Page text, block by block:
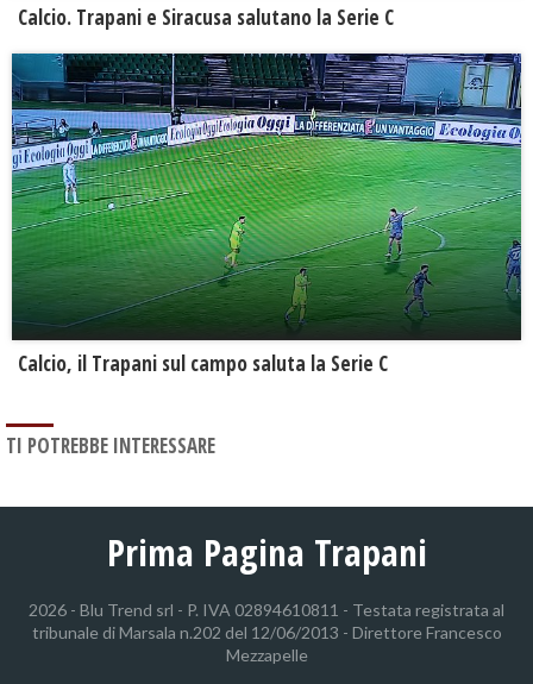
Calcio. Trapani e Siracusa salutano la Serie C
Calcio, il Trapani sul campo saluta la Serie C
TI POTREBBE INTERESSARE
Prima Pagina Trapani
2026 - Blu Trend srl - P. IVA 02894610811 - Testata registrata al
tribunale di Marsala n.202 del 12/06/2013 - Direttore Francesco
Mezzapelle